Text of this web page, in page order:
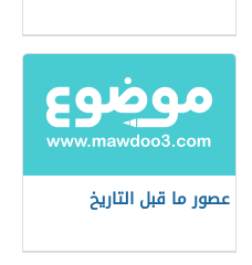
عصور ما قبل التاريخ